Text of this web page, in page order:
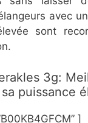
avec
sont
3g:
puissance
]